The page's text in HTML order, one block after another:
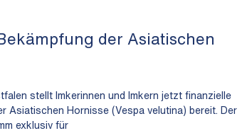
der Asiatischen
stellt Imkerinnen und Imkern jetzt finanzielle
Asiatischen Hornisse (Vespa velutina) bereit. Der
exklusiv für